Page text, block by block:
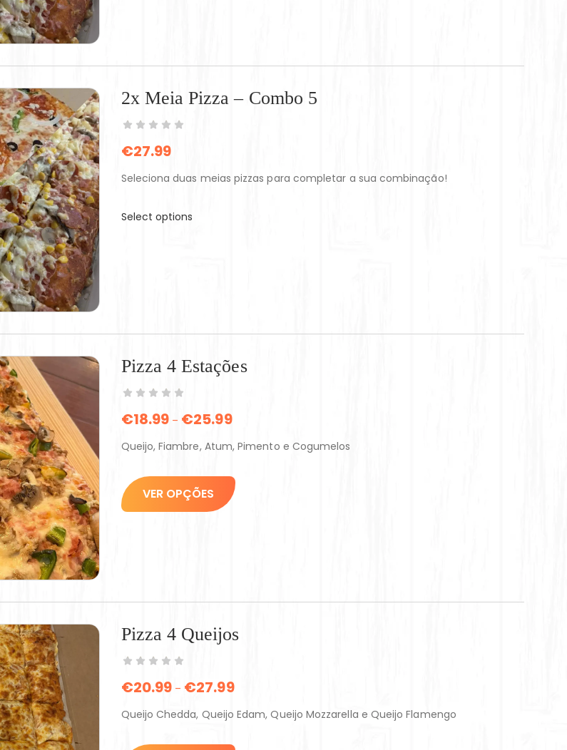
2x Meia Pizza – Combo 5
€27.99
Seleciona duas meias pizzas para completar a sua combinação!
Select options
Pizza 4 Estações
€18.99 – €25.99
Queijo, Fiambre, Atum, Pimento e Cogumelos
VER OPÇÕES
Pizza 4 Queijos
€20.99 – €27.99
Queijo Chedda, Queijo Edam, Queijo Mozzarella e Queijo Flamengo